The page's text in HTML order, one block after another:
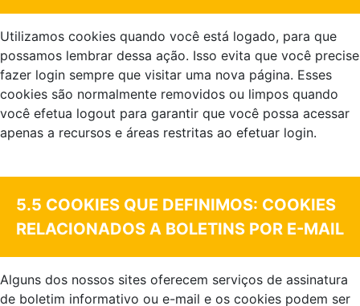
Utilizamos cookies quando você está logado, para que
possamos lembrar dessa ação. Isso evita que você precise
fazer login sempre que visitar uma nova página. Esses
cookies são normalmente removidos ou limpos quando
você efetua logout para garantir que você possa acessar
apenas a recursos e áreas restritas ao efetuar login.
5.5 COOKIES QUE DEFINIMOS: COOKIES
RELACIONADOS A BOLETINS POR E-MAIL
Alguns dos nossos sites oferecem serviços de assinatura
de boletim informativo ou e-mail e os cookies podem ser